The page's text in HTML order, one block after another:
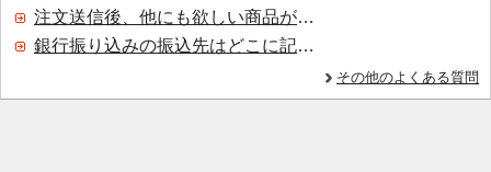
注文送信後、他にも欲しい商品が見つかった場合、追加注文できますか？
銀行振り込みの振込先はどこに記載されていますか？
その他のよくある質問